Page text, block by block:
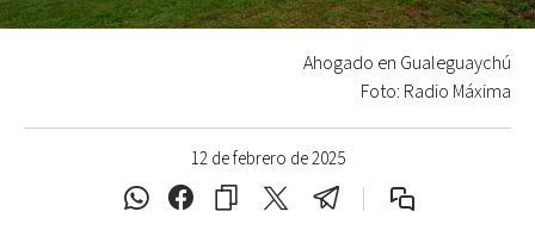
12 de febrero de 2025
Ahogado en Gualeguaychú
Foto: Radio Máxima